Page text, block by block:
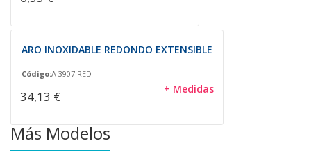
ARO INOXIDABLE REDONDO EXTENSIBLE
Código:A 3907.RED
34,13 € + Medidas
Más Modelos